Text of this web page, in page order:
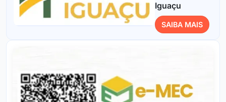
Iguaçu
SAIBA MAIS